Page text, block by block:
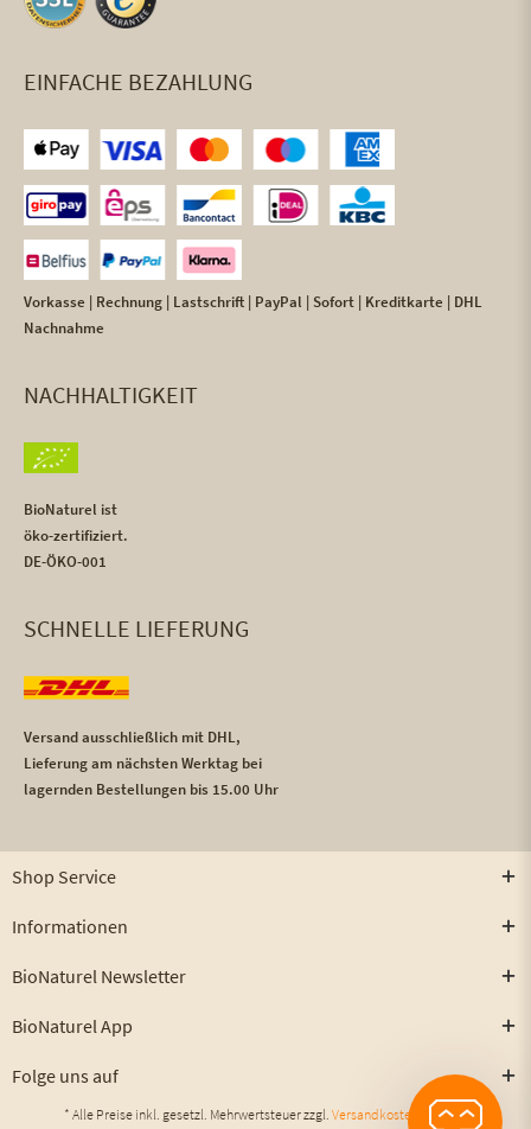
EINFACHE BEZAHLUNG
Vorkasse | Rechnung | Lastschrift | PayPal | Sofort | Kreditkarte | DHL
Nachnahme
NACHHALTIGKEIT
BioNaturel ist
öko-zertifiziert.
DE-ÖKO-001
SCHNELLE LIEFERUNG
Versand ausschließlich mit DHL,
Lieferung am nächsten Werktag bei
lagernden Bestellungen bis 15.00 Uhr
Shop Service
Informationen
BioNaturel Newsletter
BioNaturel App
Folge uns auf
* Alle Preise inkl. gesetzl. Mehrwertsteuer zzgl. Versandkosten und ggf.